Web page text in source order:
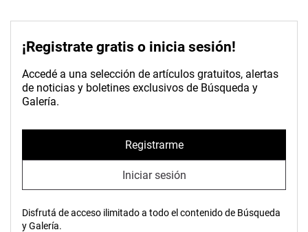
¡Registrate gratis o inicia sesión!
Accedé a una selección de artículos gratuitos, alertas
de noticias y boletines exclusivos de Búsqueda y
Galería.
Registrarme
Iniciar sesión
Disfrutá de acceso ilimitado a todo el contenido de Búsqueda
y Galería.